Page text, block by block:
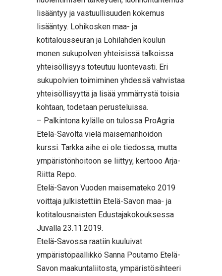
lisääntyy ja vastuullisuuden kokemus
lisääntyy. Lohikosken maa- ja
kotitalousseuran ja Lohilahden koulun
monen sukupolven yhteisissä talkoissa
yhteisöllisyys toteutuu luontevasti. Eri
sukupolvien toimiminen yhdessä vahvistaa
yhteisöllisyyttä ja lisää ymmärrystä toisia
kohtaan, todetaan perusteluissa.
– Palkintona kylälle on tulossa ProAgria
Etelä-Savolta vielä maisemanhoidon
kurssi. Tarkka aihe ei ole tiedossa, mutta
ympäristönhoitoon se liittyy, kertooo Arja-
Riitta Repo.
Etelä-Savon Vuoden maisemateko 2019
voittaja julkistettiin Etelä-Savon maa- ja
kotitalousnaisten Edustajakokouksessa
Juvalla 23.11.2019.
Etelä-Savossa raatiin kuuluivat
ympäristöpäällikkö Sanna Poutamo Etelä-
Savon maakuntaliitosta, ympäristösihteeri